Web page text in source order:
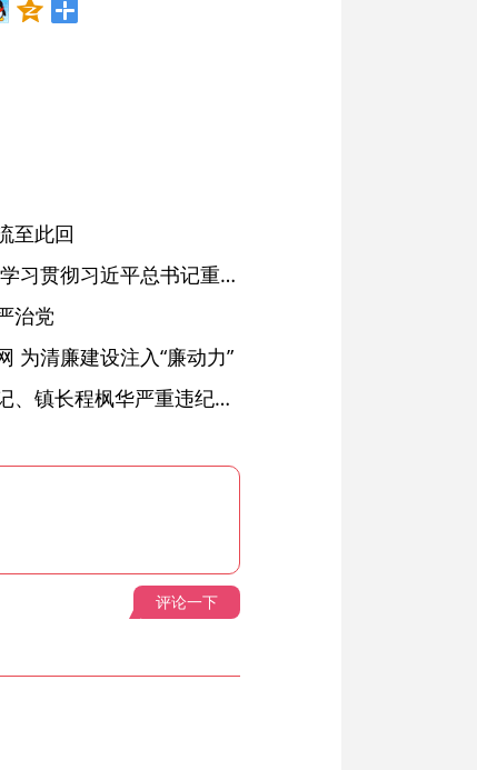
至此回
省委常委会会议强调 深入学习贯彻习近平总书记重要讲话精神 以高质量党建引领高质量发展 梁言顺主持并讲话
治党
为清廉建设注入“廉动力”
绩溪县长安镇原党委副书记、镇长程枫华严重违纪违法被开除党籍和公职
评论一下